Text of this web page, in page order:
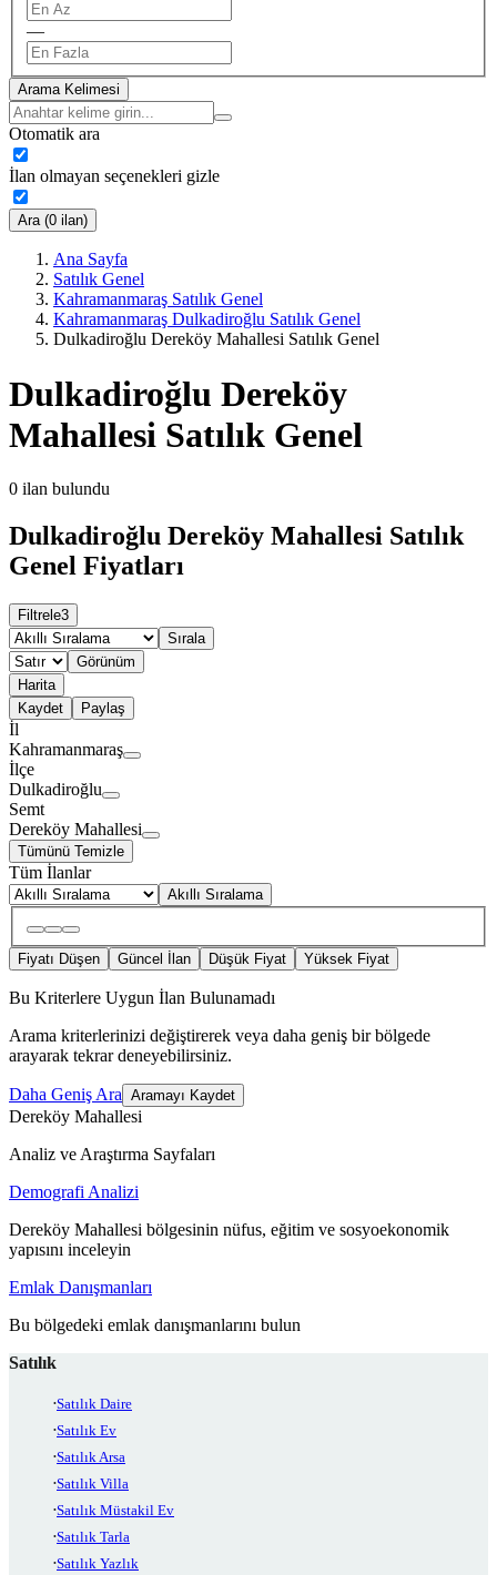
—
Arama Kelimesi
Otomatik ara
İlan olmayan seçenekleri gizle
Ara (0 ilan)
Ana Sayfa
Satılık Genel
Kahramanmaraş Satılık Genel
Kahramanmaraş Dulkadiroğlu Satılık Genel
Dulkadiroğlu Dereköy Mahallesi Satılık Genel
Dulkadiroğlu Dereköy
Mahallesi Satılık Genel
0 ilan bulundu
Dulkadiroğlu Dereköy Mahallesi Satılık
Genel Fiyatları
Filtrele3
Sırala
Görünüm
Harita
Kaydet
Paylaş
İl
Kahramanmaraş
İlçe
Dulkadiroğlu
Semt
Dereköy Mahallesi
Tümünü Temizle
Tüm İlanlar
Akıllı Sıralama
Fiyatı Düşen Güncel İlan Düşük Fiyat Yüksek Fiyat
Bu Kriterlere Uygun İlan Bulunamadı
Arama kriterlerinizi değiştirerek veya daha geniş bir bölgede
arayarak tekrar deneyebilirsiniz.
Daha Geniş Ara Aramayı Kaydet
Dereköy Mahallesi
Analiz ve Araştırma Sayfaları
Demografi Analizi
Dereköy Mahallesi bölgesinin nüfus, eğitim ve sosyoekonomik
yapısını inceleyin
Emlak Danışmanları
Bu bölgedeki emlak danışmanlarını bulun
Satılık
Satılık Daire
Satılık Ev
Satılık Arsa
Satılık Villa
Satılık Müstakil Ev
Satılık Tarla
Satılık Yazlık